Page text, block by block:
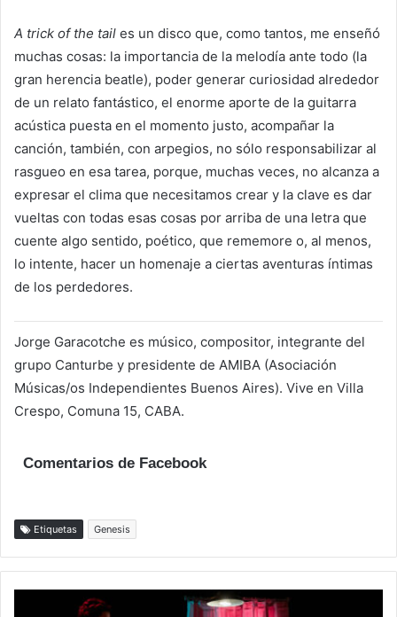
A trick of the tail es un disco que, como tantos, me enseñó
muchas cosas: la importancia de la melodía ante todo (la
gran herencia beatle), poder generar curiosidad alrededor
de un relato fantástico, el enorme aporte de la guitarra
acústica puesta en el momento justo, acompañar la
canción, también, con arpegios, no sólo responsabilizar al
rasgueo en esa tarea, porque, muchas veces, no alcanza a
expresar el clima que necesitamos crear y la clave es dar
vueltas con todas esas cosas por arriba de una letra que
cuente algo sentido, poético, que rememore o, al menos,
lo intente, hacer un homenaje a ciertas aventuras íntimas
de los perdedores.
Jorge Garacotche es músico, compositor, integrante del
grupo Canturbe y presidente de AMIBA (Asociación
Músicas/os Independientes Buenos Aires). Vive en Villa
Crespo, Comuna 15, CABA.
Comentarios de Facebook
Etiquetas Genesis